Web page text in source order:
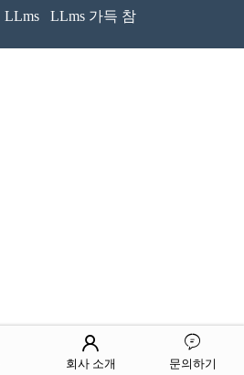
LLms LLms 가득 참
회사 소개 문의하기